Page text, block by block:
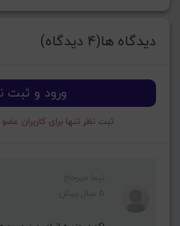
دیدگاه ها(4 دیدگاه)
ورود و ثبت
ثبت نظر تنها برای کاربران